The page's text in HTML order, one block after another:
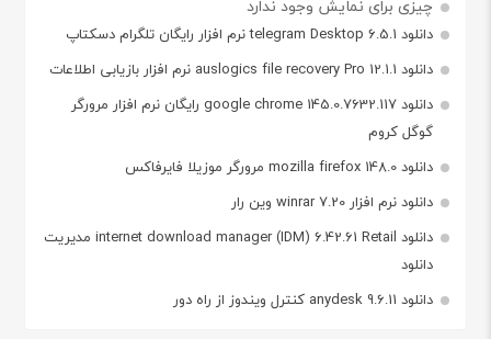
چیزی برای نمایش وجود ندارد
دانلود telegram Desktop 6.5.1 نرم افزار رایگان تلگرام دسکتاپ
دانلود auslogics file recovery Pro 12.1.1 نرم افزار بازیابی اطلاعات
دانلود google chrome 145.0.7632.117 رایگان نرم افزار مرورگر
گوگل کروم
دانلود mozilla firefox 148.0 مرورگر موزیلا فایرفاکس
دانلود نرم افزار winrar 7.20 وین رار
دانلود internet download manager (IDM) 6.42.61 Retail مدیریت
دانلود
دانلود anydesk 9.6.11 کنترل ویندوز از راه دور